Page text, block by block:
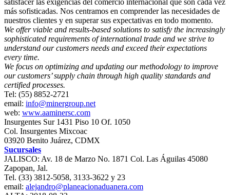
más sofisticadas. Nos centramos en comprender las necesidades de
nuestros clientes y en superar sus expectativas en todo momento.
We offer viable and results-based solutions to satisfy the increasingly
sophisticated requirements of international trade and we strive to
understand our customers needs and exceed their expectations
every time.
We focus on optimizing and updating our methodology to improve
our customers’ supply chain through high quality standards and
certified processes.
Tel: (55) 8852-2721
email: info@minergroup.net
web: www.aaminersc.com
Insurgentes Sur 1431 Piso 10 Of. 1050
Col. Insurgentes Mixcoac
03920 Benito Juárez, CDMX
Sucursales
JALISCO: Av. 18 de Marzo No. 1871 Col. Las Águilas 45080
Zapopan, Jal.
Tel. (33) 3812-5058, 3133-3622 y 23
email: alejandro@planeacionaduanera.com